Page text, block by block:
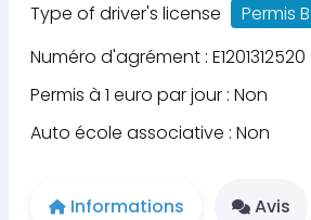
Type of driver's license
Permis B
Numéro d'agrément : E1201312520
Permis à 1 euro par jour : Non
Auto école associative : Non
Informations Avis